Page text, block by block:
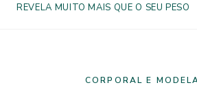
REVELA MUITO MAIS QUE O SEU PESO
CORPORAL E